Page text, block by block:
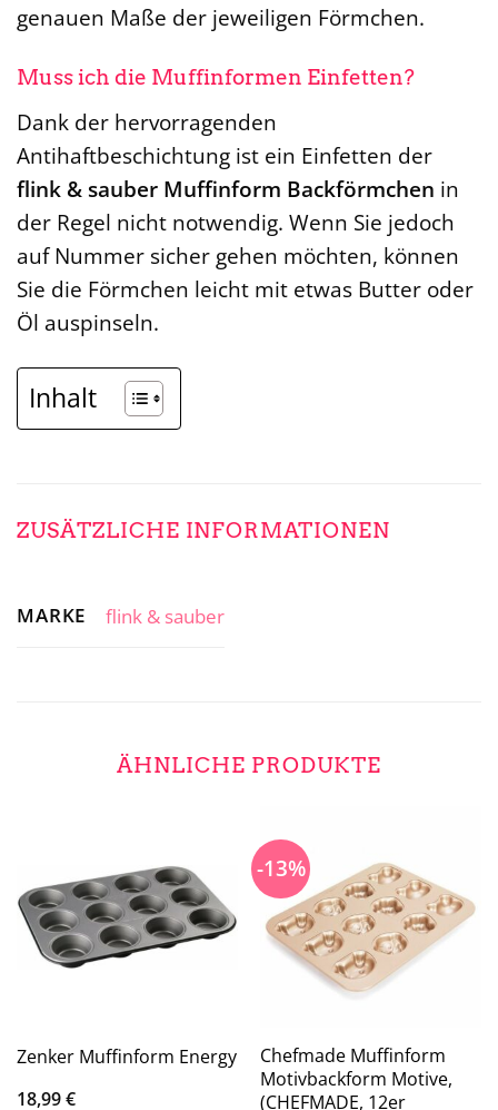
genauen Maße der jeweiligen Förmchen.
Muss ich die Muffinformen Einfetten?
Dank der hervorragenden
Antihaftbeschichtung ist ein Einfetten der
flink & sauber Muffinform Backförmchen in
der Regel nicht notwendig. Wenn Sie jedoch
auf Nummer sicher gehen möchten, können
Sie die Förmchen leicht mit etwas Butter oder
Öl auspinseln.
Inhalt
ZUSÄTZLICHE INFORMATIONEN
MARKE flink & sauber
ÄHNLICHE PRODUKTE
Zenker Muffinform Energy
18,99€
-13%
Chefmade Muffinform
Motivbackform Motive,
(CHEFMADE, 12er